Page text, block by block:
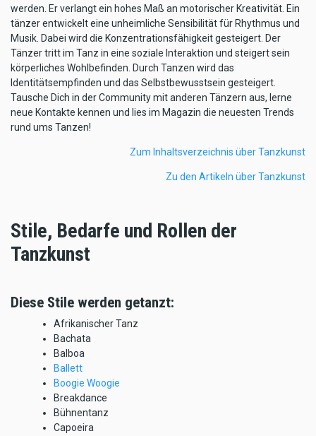
werden. Er verlangt ein hohes Maß an motorischer Kreativität. Ein
tänzer entwickelt eine unheimliche Sensibilität für Rhythmus und
Musik. Dabei wird die Konzentrationsfähigkeit gesteigert. Der
Tänzer tritt im Tanz in eine soziale Interaktion und steigert sein
körperliches Wohlbefinden. Durch Tanzen wird das
Identitätsempfinden und das Selbstbewusstsein gesteigert.
Tausche Dich in der Community mit anderen Tänzern aus, lerne
neue Kontakte kennen und lies im Magazin die neuesten Trends
rund ums Tanzen!
Zum Inhaltsverzeichnis über Tanzkunst
Zu den Artikeln über Tanzkunst
Stile, Bedarfe und Rollen der
Tanzkunst
Diese Stile werden getanzt:
Afrikanischer Tanz
Bachata
Balboa
Ballett
Boogie Woogie
Breakdance
Bühnentanz
Capoeira